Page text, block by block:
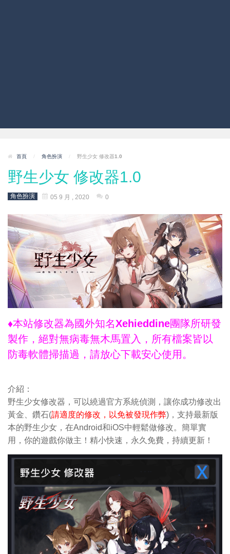
首頁 / 角色扮演 / 野生少女 修改器1.0
野生少女 修改器1.0
角色扮演 05 9 月 , 2020 0
♦本站修改器為國外知名Xehieddine團隊所研發
製作，絕對無病毒無木馬置入，所有檔案皆以
防毒軟體掃描過，請放心下載安心使用。
介紹：
野生少女修改器，可以繞過官方系統偵測，讓你成功修改出
黃金、鑽石(請適度的修改，以免被發現作弊)，支持最新版
本的野生少女，在Android和iOS中輕鬆做修改。簡單實
用，你的遊戲你做主！精小快速，永久免費，持續更新！